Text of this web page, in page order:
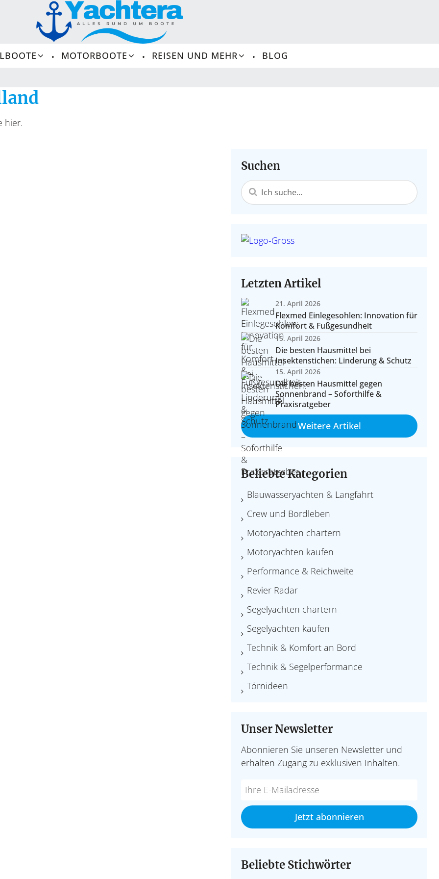
Segelyachten kaufen
Blauwasseryachten & Langfahrt
Ozeantaugliche Segelboote, Ausrüstung, Konzepte und Erfahrungen für große
Reisen.
MOTORBOOTE
Performance & Reichweite
Antriebe, Verbrauch, Fahrdynamik und Reichweitenkonzepte im Überblick.
REISEN UND MEHR
Crew & Bordleben
Crew-Dynamik, Bordküche, Routinen, Familien an Bord, Konflikte vermeiden.
BLOG
hier.
Suchen
Letzten Artikel
21. April 2026
Flexmed Einlegesohlen: Innovation für
Komfort & Fußgesundheit
15. April 2026
Die besten Hausmittel bei
Insektenstichen: Linderung & Schutz
15. April 2026
Die besten Hausmittel gegen
Sonnenbrand – Soforthilfe &
Praxisratgeber
Weitere Artikel
Beliebte Kategorien
Blauwasseryachten & Langfahrt
Crew und Bordleben
Motoryachten chartern
Motoryachten kaufen
Performance & Reichweite
Revier Radar
Segelyachten chartern
Segelyachten kaufen
Technik & Komfort an Bord
Technik & Segelperformance
Törnideen
Unser Newsletter
Abonnieren Sie unseren Newsletter und
erhalten Zugang zu exklusiven Inhalten.
Do
fill
this
*Ihre
Mailadresse:
Jetzt abonnieren
Beliebte Stichwörter